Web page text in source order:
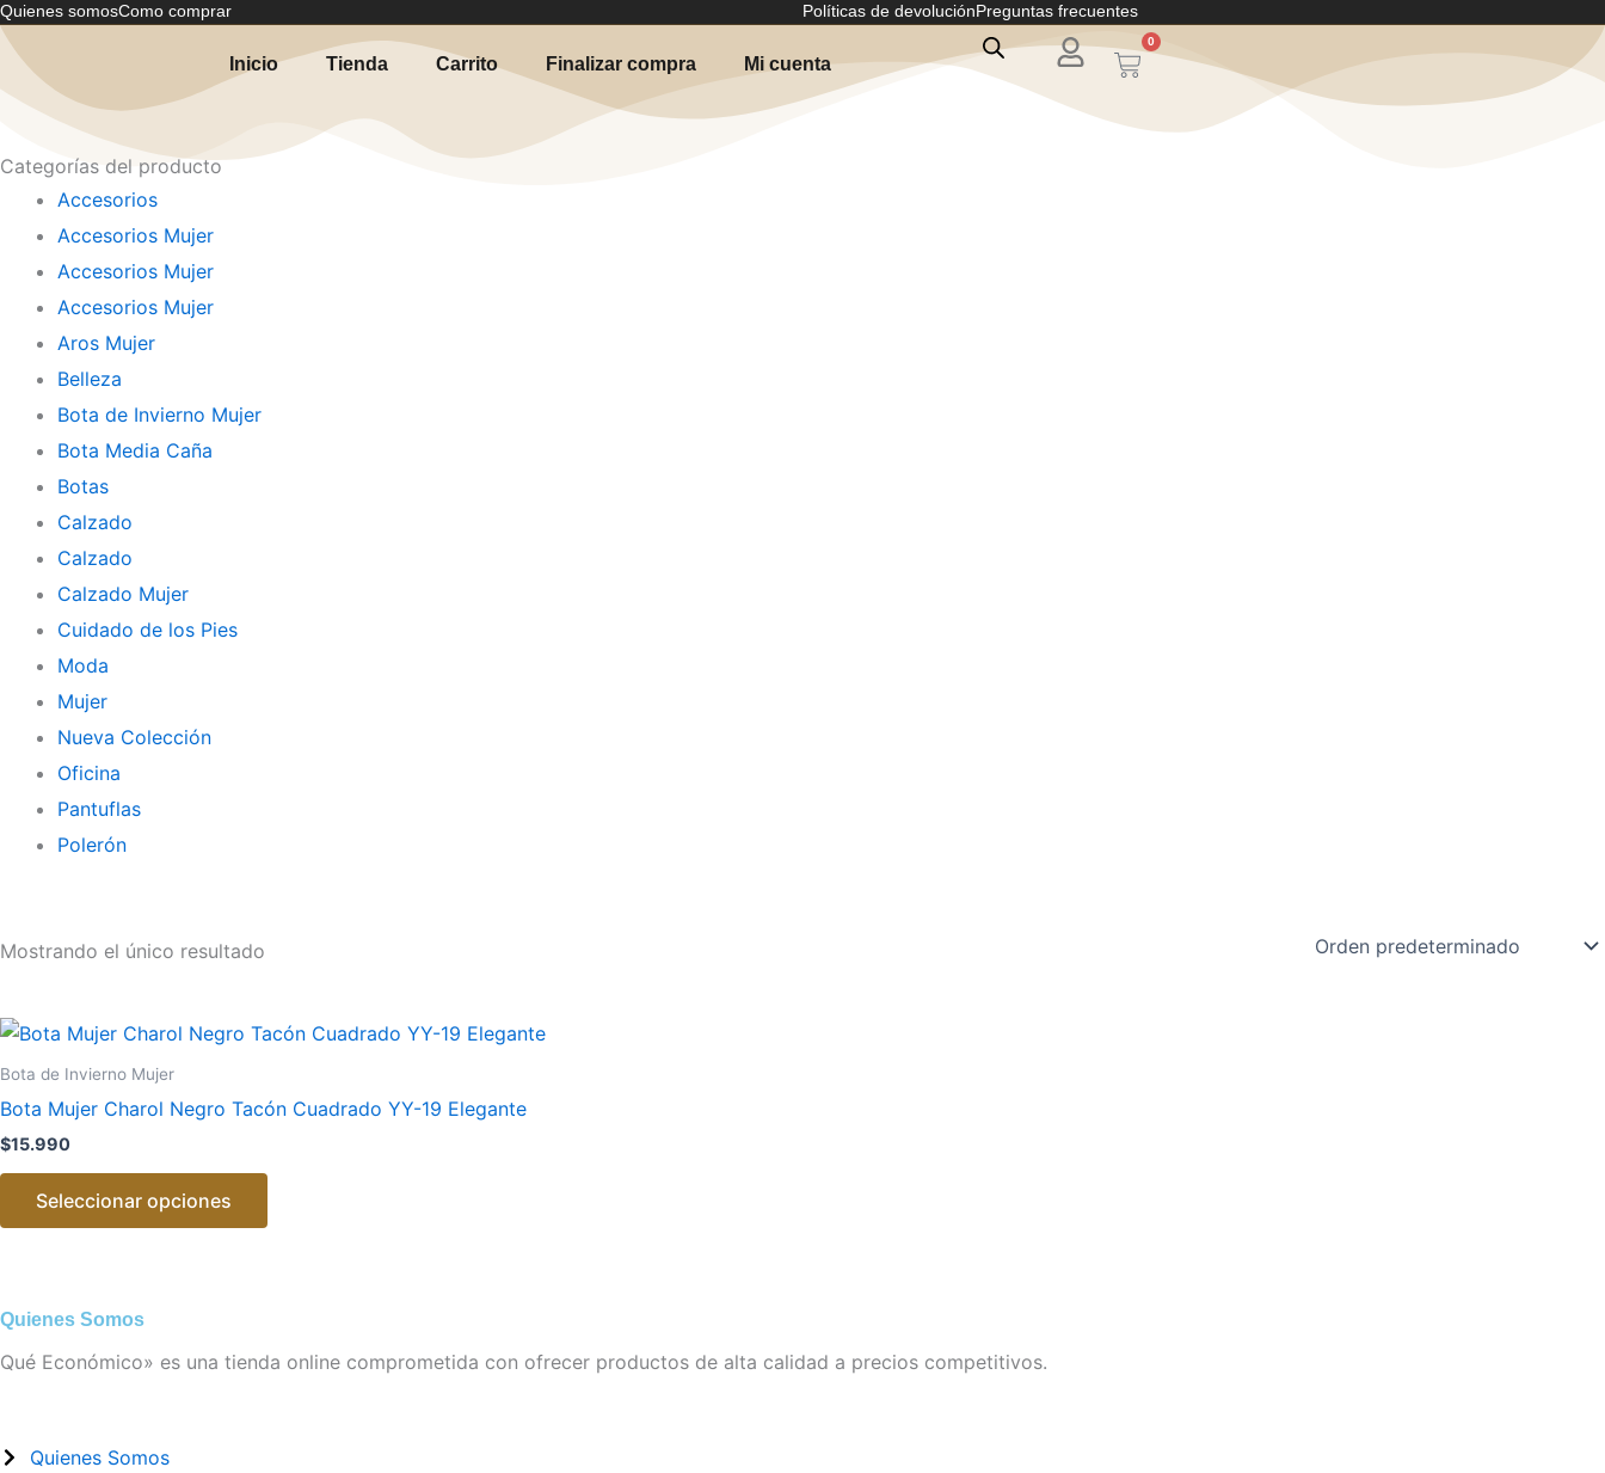
Ir
al
contenido
Quienes somosComo comprar Políticas de devoluciónPreguntas frecuentes
Inicio Tienda Carrito Finalizar compra Mi cuenta
0
Carrito
Categorías del producto
Accesorios
Accesorios Mujer
Accesorios Mujer
Accesorios Mujer
Aros Mujer
Belleza
Bota de Invierno Mujer
Bota Media Caña
Botas
Calzado
Calzado
Calzado Mujer
Cuidado de los Pies
Moda
Mujer
Nueva Colección
Oficina
Pantuflas
Polerón
Mostrando el único resultado
Bota de Invierno Mujer
Bota Mujer Charol Negro Tacón Cuadrado YY-19 Elegante
$15.990
Seleccionar opciones
Este
tiene
opciones
la
Quienes Somos
Qué Económico» es una tienda online comprometida con ofrecer productos de alta calidad a precios competitivos.
Quienes Somos